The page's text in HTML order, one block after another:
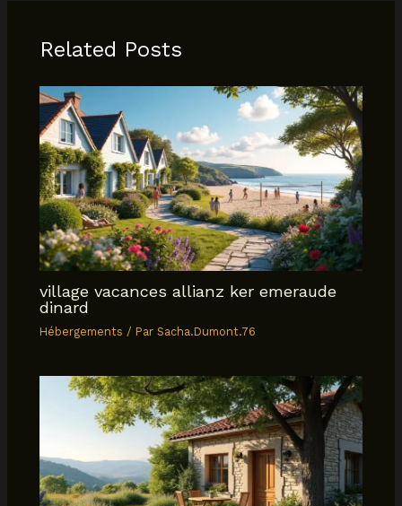
Related Posts
village vacances allianz ker emeraude
dinard
Hébergements / ParSacha.Dumont.76